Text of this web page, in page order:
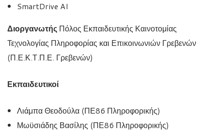
SmartDrive AI
Διοργανωτής Πόλος Εκπαιδευτικής Καινοτομίας
Τεχνολογίας Πληροφορίας και Επικοινωνιών Γρεβενών
(Π.Ε.Κ.Τ.Π.Ε. Γρεβενών)
Εκπαιδευτικοί
Λιάμπα Θεοδούλα (ΠΕ86 Πληροφορικής)
Μωϋσιάδης Βασίλης (ΠΕ86 Πληροφορικής)